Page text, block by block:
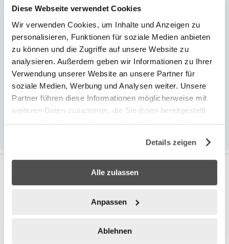
Diese Webseite verwendet Cookies
Wir verwenden Cookies, um Inhalte und Anzeigen zu
personalisieren, Funktionen für soziale Medien anbieten
zu können und die Zugriffe auf unsere Website zu
analysieren. Außerdem geben wir Informationen zu Ihrer
Verwendung unserer Website an unsere Partner für
soziale Medien, Werbung und Analysen weiter. Unsere
Partner führen diese Informationen möglicherweise mit
weiteren Daten zusammen, die Sie ihnen bereitgestellt
Details zeigen
Alle zulassen
Anpassen
Ablehnen
760
Stahl, PVC
76
366
366
Lieferbar innerhalb von 1-2 Tagen
2
24
6473 l
Rücksendung möglich